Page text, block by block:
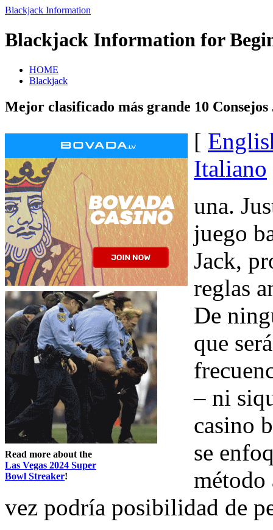
Blackjack Information
Blackjack Information for
HOME
Blackjack
Mejor clasificado más grande 10 Consejos
Read more about the
Las Vegas 2024 Super
Bowl Streaker!
[
Italiano
una.
juego
Jack,
reglas
De
que
– ni
casino
se
método
vez podría posibilidad de